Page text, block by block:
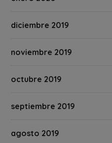
diciembre 2019
noviembre 2019
octubre 2019
septiembre 2019
agosto 2019